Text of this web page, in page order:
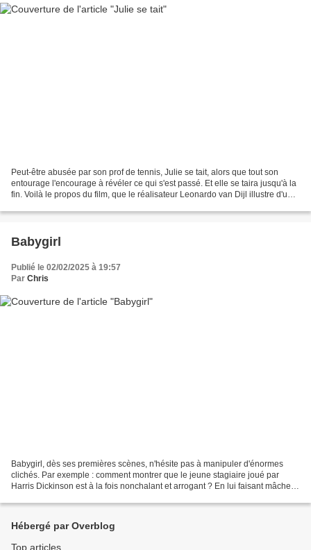
Peut-être abusée par son prof de tennis, Julie se tait, alors que tout son
entourage l'encourage à révéler ce qui s'est passé. Et elle se taira jusqu'à la
fin. Voilà le propos du film, que le réalisateur Leonardo van Dijl illustre d'une
Babygirl
Publié le 02/02/2025 à 19:57
Par Chris
Babygirl, dès ses premières scènes, n'hésite pas à manipuler d'énormes
clichés. Par exemple : comment montrer que le jeune stagiaire joué par
Harris Dickinson est à la fois nonchalant et arrogant ? En lui faisant mâcher
Hébergé par Overblog
Top articles